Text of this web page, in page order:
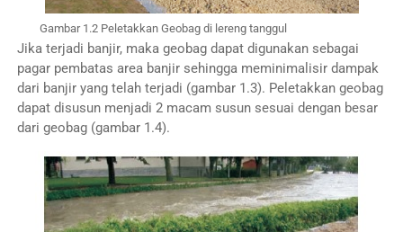
Gambar 1.2 Peletakkan Geobag di lereng tanggul
Jika terjadi banjir, maka geobag dapat digunakan sebagai
pagar pembatas area banjir sehingga meminimalisir dampak
dari banjir yang telah terjadi (gambar 1.3). Peletakkan geobag
dapat disusun menjadi 2 macam susun sesuai dengan besar
dari geobag (gambar 1.4).